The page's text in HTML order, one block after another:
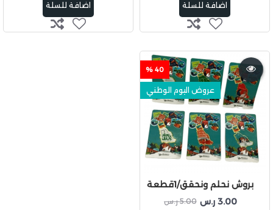
اضافة للسلة اضافة للسلة
40 %
عروض اليوم الوطني
بروش نحلم ونحقق/1قطعة
3.00 ر.س
5.00 ر.س